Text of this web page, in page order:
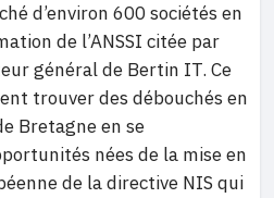
d’environ 600 sociétés en
de l’ANSSI citée par
général de Bertin IT. Ce
trouver des débouchés en
Bretagne en se
nées de la mise en
de la directive NIS qui